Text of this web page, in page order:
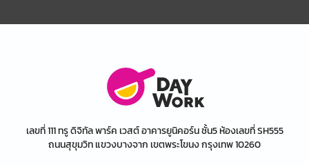
เลขที่ 111 ทรู ดิจิทัล พาร์ค เวสต์ อาคารยูนิคอร์น ชั้น5 ห้องเลขที่ SH555
ถนนสุขุมวิท แขวงบางจาก เขตพระโขนง กรุงเทพ 10260